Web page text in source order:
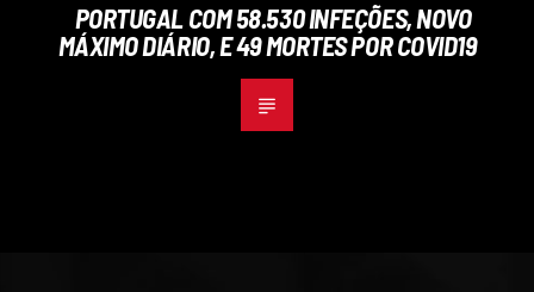
PORTUGAL COM 58.530 INFEÇÕES, NOVO
MÁXIMO DIÁRIO, E 49 MORTES POR COVID19